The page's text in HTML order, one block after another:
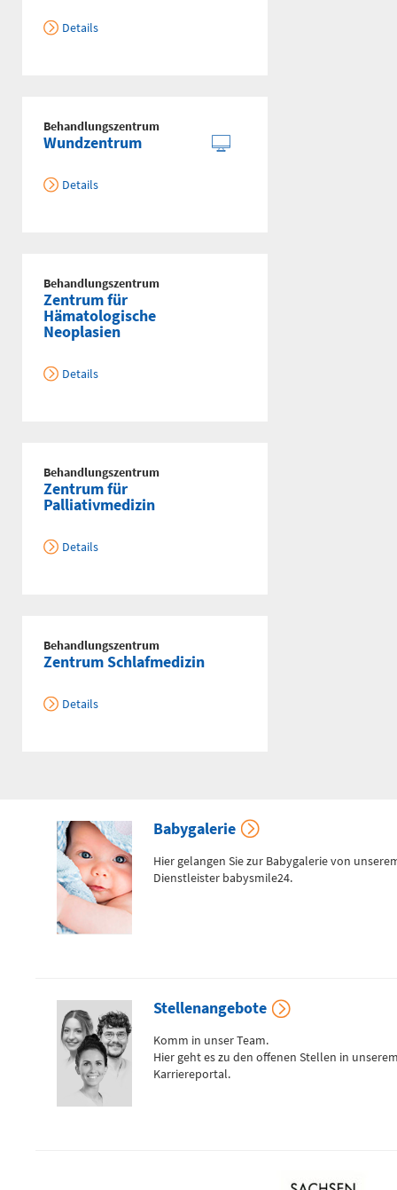
Details
Behandlungszentrum
Wundzentrum
Details
Behandlungszentrum
Zentrum für
Hämatologische
Neoplasien
Details
Behandlungszentrum
Zentrum für
Palliativmedizin
Details
Behandlungszentrum
Zentrum Schlafmedizin
Details
Babygalerie
Hier gelangen Sie zur Babygalerie von
Dienstleister babysmile24.
Stellenangebote
Komm in unser Team.
Hier geht es zu den offenen Stellen in
Karriereportal.